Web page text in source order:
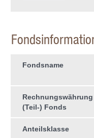
Fondsname
Rechnungswährung
(Teil-) Fonds
Anteilsklasse